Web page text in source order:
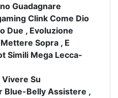
Guadagnare
Clink Come Dio
Due , Evoluzione
Sopra , E
Simili Mega Lecca-
Su
Blue-Belly Assistere ,